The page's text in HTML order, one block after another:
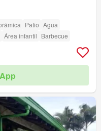
Patio Agua
Área infantil Barbecue